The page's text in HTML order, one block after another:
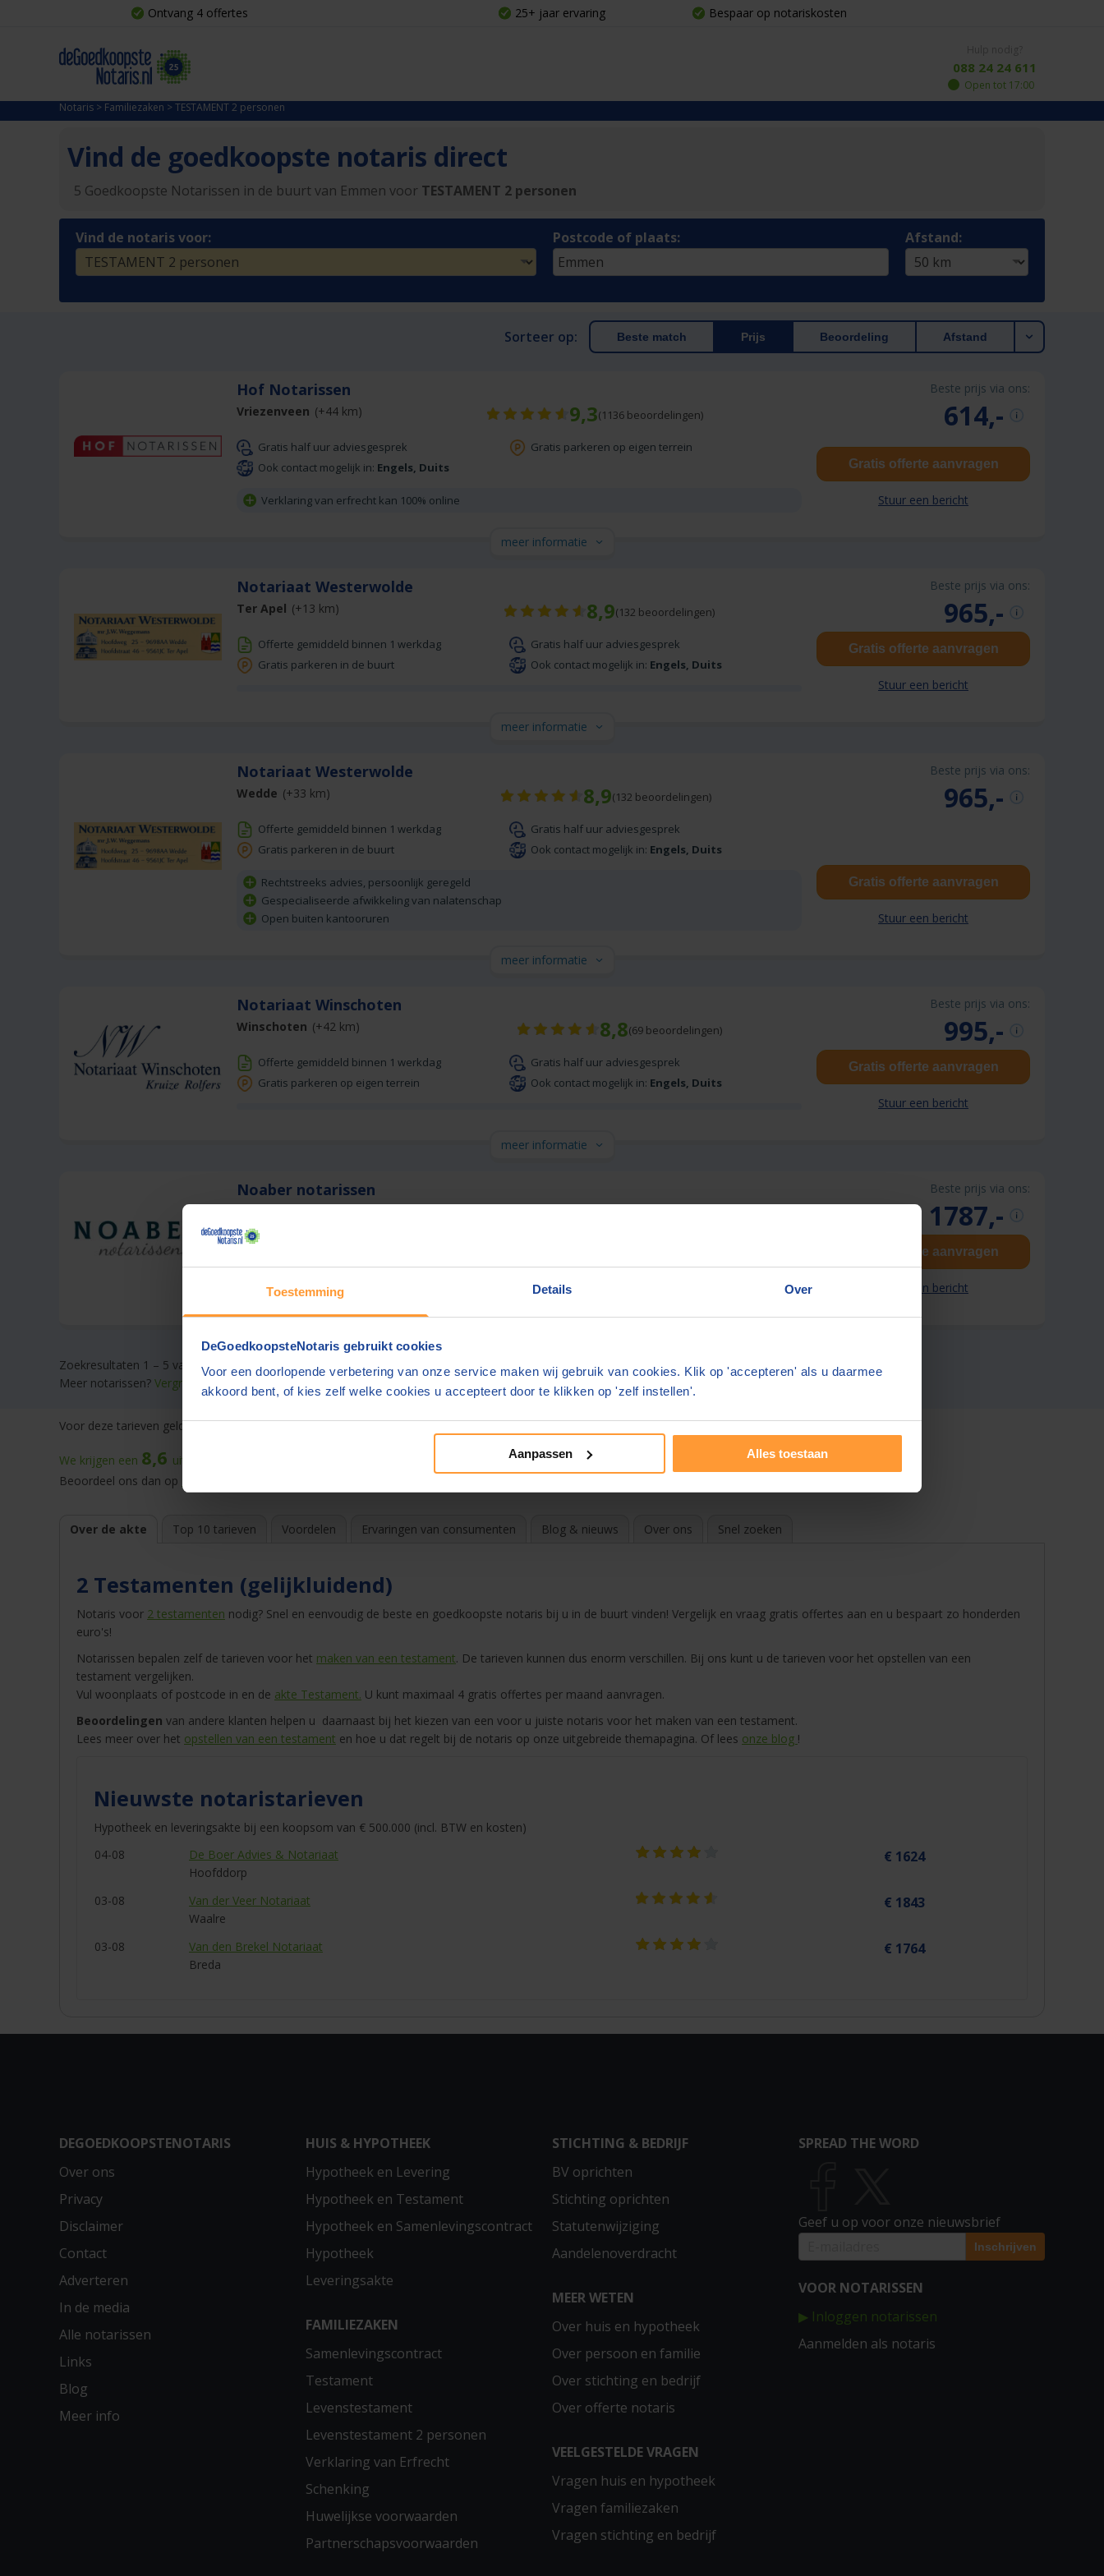
Toestemming Details Over
DeGoedkoopsteNotaris gebruikt cookies
Voor een doorlopende verbetering van onze service maken wij gebruik van cookies. Klik op 'accepteren' als u daarmee
akkoord bent, of kies zelf welke cookies u accepteert door te klikken op 'zelf instellen'.
Aanpassen Alles toestaan
Ontvang 4 offertes 25+ jaar ervaring Bespaar op notariskosten
088 24 24 611
Open tot 17:00
Notaris > Familiezaken >TESTAMENT 2 personen
Vind de goedkoopste notaris direct
5 Goedkoopste Notarissen in de buurt van Emmen voor TESTAMENT 2 personen
Vind de notaris voor: Postcode of plaats: Afstand:
Sorteer op: Beste match Prijs Beoordeling Afstand
Beste prijs via ons:
614,-
Hof Notarissen
9,3(1136 beoordelingen)
Vriezenveen (+44 km)
Gratis half uur adviesgesprek
Gratis parkeren op eigen terrein
Ook contact mogelijk in: Engels, Duits
Verklaring van erfrecht kan 100% online
Gratis offerte aanvragen
Stuur een bericht
meer informatie
Beste prijs via ons:
965,-
Notariaat Westerwolde
8,9(132 beoordelingen)
Ter Apel (+13 km)
Offerte gemiddeld binnen 1 werkdag
Gratis half uur adviesgesprek
Gratis parkeren in de buurt
Ook contact mogelijk in: Engels, Duits
Gratis offerte aanvragen
Stuur een bericht
meer informatie
Beste prijs via ons:
965,-
Notariaat Westerwolde
8,9(132 beoordelingen)
Wedde (+33 km)
Offerte gemiddeld binnen 1 werkdag
Gratis half uur adviesgesprek
Gratis parkeren in de buurt
Ook contact mogelijk in: Engels, Duits
Rechtstreeks advies, persoonlijk geregeld
Gespecialiseerde afwikkeling van nalatenschap
Open buiten kantooruren
Gratis offerte aanvragen
Stuur een bericht
meer informatie
Beste prijs via ons:
995,-
Notariaat Winschoten
8,8(69 beoordelingen)
Winschoten (+42 km)
Offerte gemiddeld binnen 1 werkdag
Gratis half uur adviesgesprek
Gratis parkeren op eigen terrein
Ook contact mogelijk in: Engels, Duits
Gratis offerte aanvragen
Stuur een bericht
meer informatie
Beste prijs via ons:
1787,-
Noaber notarissen
9,1
Gratis half uur adviesgesprek Gratis offerte aanvragen
Stuur een bericht
Zoekresultaten 1 – 5 van 5
Meer notarissen? Vergroot de straal.
Voor deze tarieven geldengebruikelijke werkzaamheden.De bedragen zijn inclusief btw enbijkomende kosten.
We krijgen een 8,6 uit
op onze website. Geeft u liever ergens anders feedback?
Beoordeel ons dan op
Over de akte
2 Testamenten (gelijkluidend)
Notaris voor 2 testamenten nodig? Snel en eenvoudig de beste en goedkoopste notaris bij u in de buurt vinden! Vergelijk en vraag gratis offertes aan en u bespaart zo honderden
euro's!
Notarissen bepalen zelf de tarieven voor het maken van een testament. De tarieven kunnen dus enorm verschillen. Bij ons kunt u de tarieven voor het opstellen van een
testament vergelijken.
Vul woonplaats of postcode in en de akte Testament. U kunt maximaal 4 gratis offertes per maand aanvragen.
Beoordelingen van andere klanten helpen u daarnaast bij het kiezen van een voor u juiste notaris voor het maken van een testament.
Lees meer over het opstellen van een testament en hoe u dat regelt bij de notaris op onze uitgebreide themapagina. Of lees onze blog !
Nieuwste notaristarieven
Hypotheek en leveringsakte bij een koopsom van € 500.000 (incl. BTW en kosten)
04-08
De Boer Advies & Notariaat
Hoofddorp
€ 1624
03-08
Van der Veer Notariaat
Waalre
€ 1843
03-08
Van den Brekel Notariaat
Breda
€ 1764
Top 10 tarieven Voordelen Ervaringen van consumenten Blog & nieuws Over ons Snel zoeken
DEGOEDKOOPSTENOTARIS
Over ons
Privacy
Disclaimer
Contact
Adverteren
In de media
Alle notarissen
Links
Blog
Meer info
HUIS & HYPOTHEEK
Hypotheek en Levering
Hypotheek en Testament
Hypotheek en Samenlevingscontract
Hypotheek
Leveringsakte
FAMILIEZAKEN
Samenlevingscontract
Testament
Levenstestament
Levenstestament 2 personen
Verklaring van Erfrecht
Schenking
Huwelijkse voorwaarden
Partnerschapsvoorwaarden
STICHTING & BEDRIJF
BV oprichten
Stichting oprichten
Statutenwijziging
Aandelenoverdracht
MEER WETEN
Over huis en hypotheek
Over persoon en familie
Over stichting en bedrijf
Over offerte notaris
VEELGESTELDE VRAGEN
Vragen huis en hypotheek
Vragen familiezaken
Vragen stichting en bedrijf
SPREAD THE WORD
Geef u op voor onze nieuwsbrief
VOOR NOTARISSEN
▶ Inloggen notarissen
Aanmelden als notaris